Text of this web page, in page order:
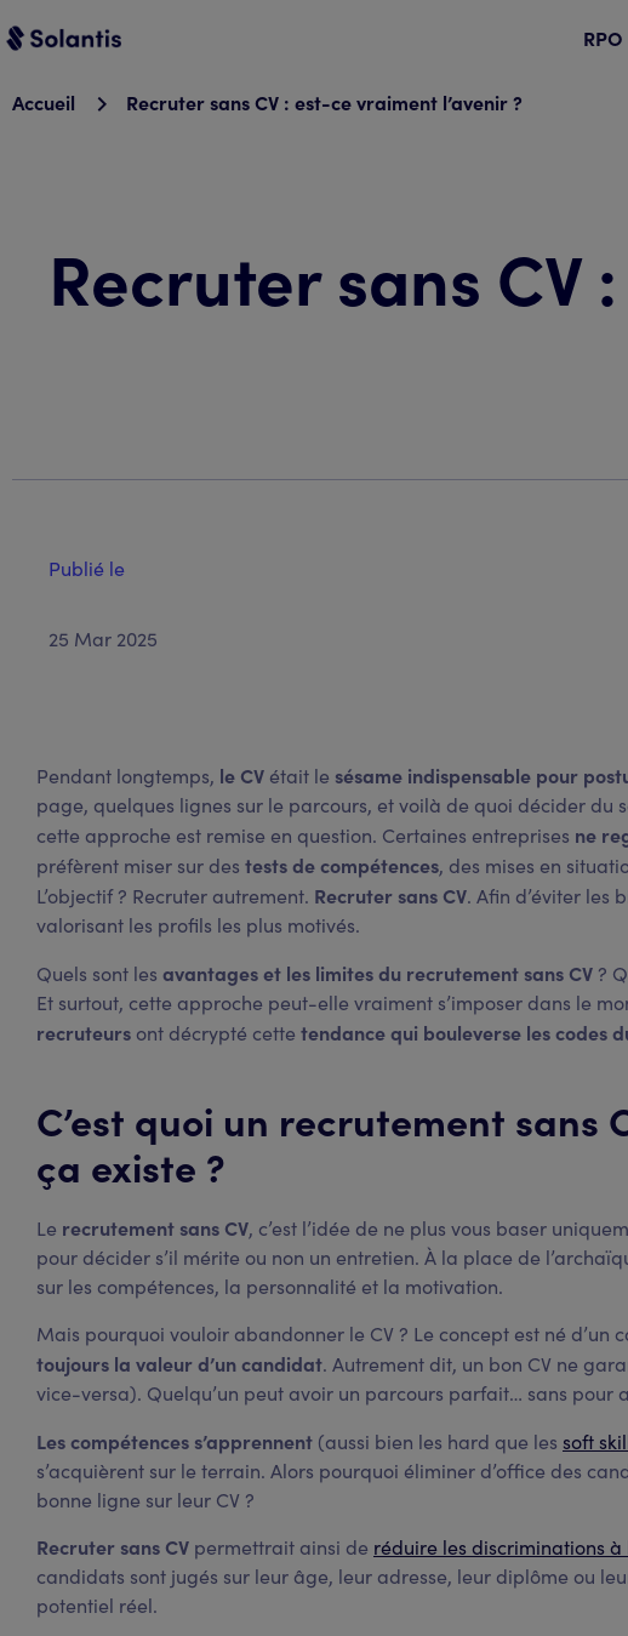
RPO
Accueil Recruter sans CV : est-ce vraiment l’avenir ?
Recruter sans CV
Publié le
25 Mar 2025
Pendant longtemps, le CV était le sésame indispensable pour
page, quelques lignes sur le parcours, et voilà de quoi décider du
cette approche est remise en question. Certaines entreprises ne
préfèrent miser sur des tests de compétences, des mises en
L’objectif ? Recruter autrement. Recruter sans CV. Afin d’éviter les
valorisant les profils les plus motivés.
Quels sont les avantages et les limites du recrutement sans CV ?
Et surtout, cette approche peut-elle vraiment s’imposer dans le
recruteurs ont décrypté cette tendance qui bouleverse les codes
C’est quoi un recrutement sans
ça existe ?
Le recrutement sans CV, c’est l’idée de ne plus vous baser
pour décider s’il mérite ou non un entretien. À la place de
sur les compétences, la personnalité et la motivation.
Mais pourquoi vouloir abandonner le CV ? Le concept est né d’un
toujours la valeur d’un candidat. Autrement dit, un bon CV ne
vice-versa). Quelqu’un peut avoir un parcours parfait… sans pour
Les compétences s’apprennent (aussi bien les hard que les soft
s’acquièrent sur le terrain. Alors pourquoi éliminer d’office des
bonne ligne sur leur CV ?
Recruter sans CV permettrait ainsi de réduire les discriminations à
candidats sont jugés sur leur âge, leur adresse, leur diplôme ou
potentiel réel.